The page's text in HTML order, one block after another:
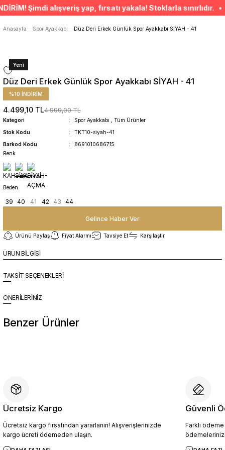
ÜCRETSİZ TESLİMAT İMKANI
SÜRDÜRÜLEBİLİR ÜRÜNLER
Anasayfa
Spor Ayakkabı Düz Deri Erkek Günlük Spor Ayakkabı SİYAH - 41
Yeni
Düz Deri Erkek Günlük Spor Ayakkabı SİYAH - 41
%10 İNDİRİM
4.499,10 TL4.999,00 TL
Kategori Spor Ayakkabı
Tüm Ürünler
Stok Kodu
TKT10-siyah-41
Barkod Kodu
8691010686715
Renk
Beden
39 40 41 42 43 44
Gelince Haber Ver
Ürünü Paylaş Fiyat Alarmı Tavsiye Et Karşılaştır
ÜRÜN BİLGİSİ
TAKSİT SEÇENEKLERİ
ÖNERİLERİNİZ
Benzer Ürünler
4.094,10 TL
4.549,00 TL
Sepete Ekle
Ücretsiz Kargo
Ücretsiz kargo fırsatından yararlanın! Alışverişlerinizde
kargo ücreti ödemeden ulaşın.
Güvenli
Farklı
Şimdi alışveriş yap, fırsatı yakala! Stoklarla